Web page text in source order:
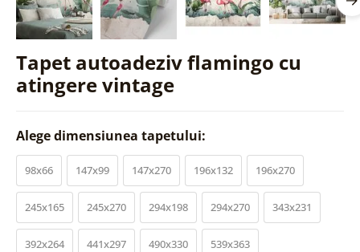
Tapet autoadeziv flamingo cu
atingere vintage
Alege dimensiunea tapetului:
98x66 147x99 147x270 196x132 196x270
245x165 245x270 294x198 294x270 343x231
392x264 441x297 490x330 539x363